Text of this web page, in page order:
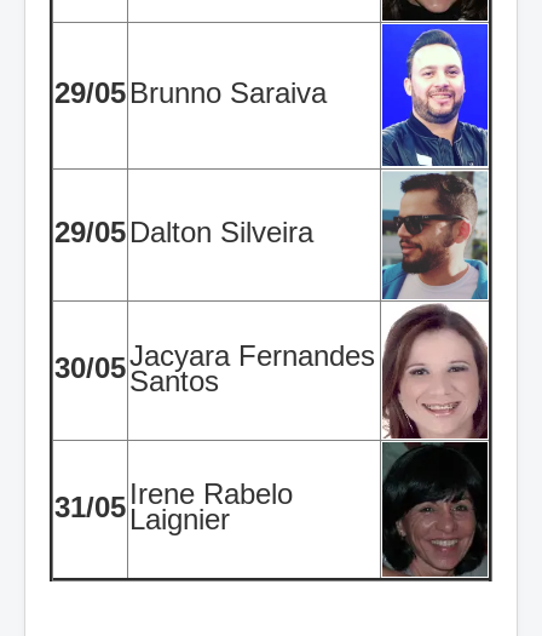
29/05Brunno Saraiva
29/05Dalton Silveira
30/05Jacyara Fernandes
Santos
31/05Irene Rabelo
Laignier